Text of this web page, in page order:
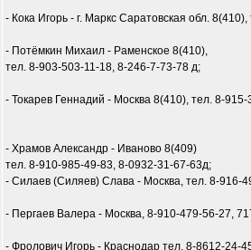
- Кока Игорь - г. Маркс Саратовская обл.
- Потёмкин Михаил - Раменское 8(410),
тел. 8-903-503-11-18, 8-246-7-73-78 д;
- Токарев Геннадий - Москва 8(410), тел. 8-
- Храмов Александр - Иваново 8(409)
тел. 8-910-985-49-83, 8-0932-31-67-63д;
- Силаев (Силяев) Слава - Москва, тел. 8-916-
- Пергаев Валера - Москва, 8-910-479-56-27,
- Фролович Игорь - Краснодар тел. 8-8612-24-